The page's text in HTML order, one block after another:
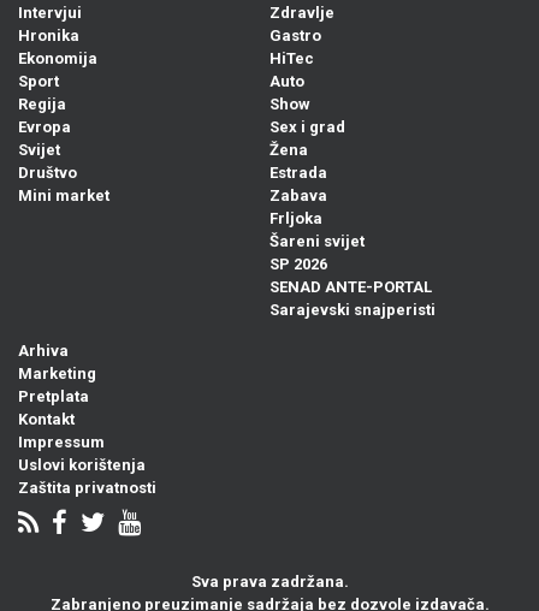
Intervjui
Hronika
Ekonomija
Sport
Regija
Evropa
Svijet
Društvo
Mini market
Zdravlje
Gastro
HiTec
Auto
Show
Sex i grad
Žena
Estrada
Zabava
Frljoka
Šareni svijet
SP 2026
SENAD ANTE-PORTAL
Sarajevski snajperisti
Arhiva
Marketing
Pretplata
Kontakt
Impressum
Uslovi korištenja
Zaštita privatnosti
Sva prava zadržana.
Zabranjeno preuzimanje sadržaja bez dozvole izdavača.